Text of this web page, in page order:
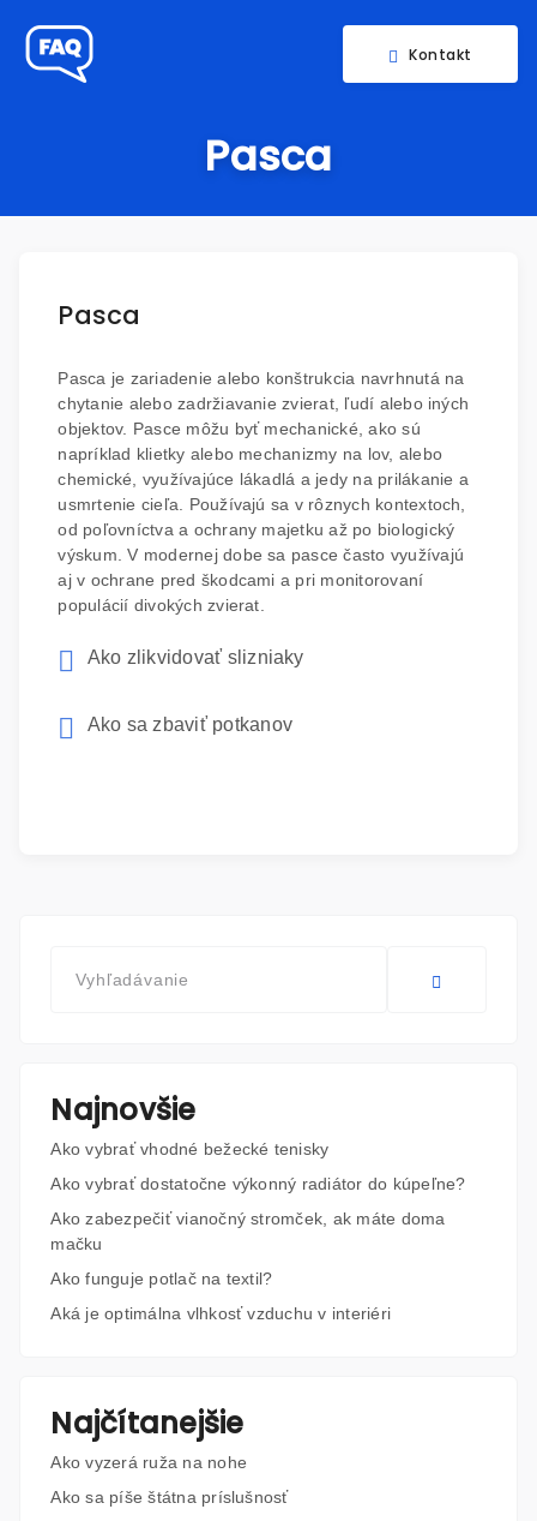
Kontakt
Pasca
Pasca
Pasca je zariadenie alebo konštrukcia navrhnutá na
chytanie alebo zadržiavanie zvierat, ľudí alebo iných
objektov. Pasce môžu byť mechanické, ako sú
napríklad klietky alebo mechanizmy na lov, alebo
chemické, využívajúce lákadlá a jedy na prilákanie a
usmrtenie cieľa. Používajú sa v rôznych kontextoch,
od poľovníctva a ochrany majetku až po biologický
výskum. V modernej dobe sa pasce často využívajú
aj v ochrane pred škodcami a pri monitorovaní
populácií divokých zvierat.
Ako zlikvidovať slizniaky
Ako sa zbaviť potkanov
Najnovšie
Ako vybrať vhodné bežecké tenisky
Ako vybrať dostatočne výkonný radiátor do kúpeľne?
Ako zabezpečiť vianočný stromček, ak máte doma
mačku
Ako funguje potlač na textil?
Aká je optimálna vlhkosť vzduchu v interiéri
Najčítanejšie
Ako vyzerá ruža na nohe
Ako sa píše štátna príslušnosť